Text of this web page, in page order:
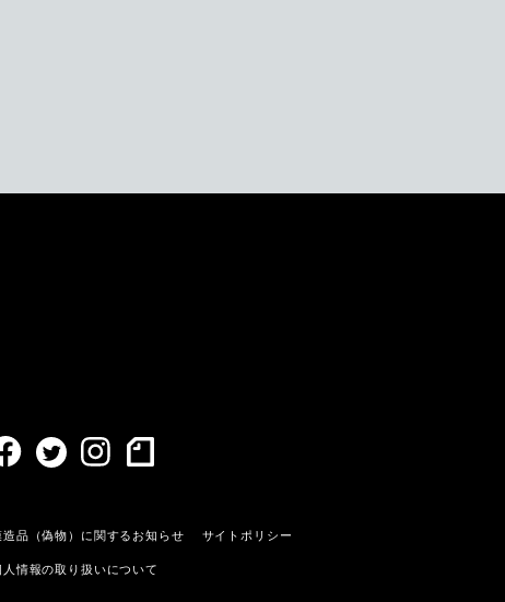
造品（偽物）に関するお知らせ サイトポリシー
人情報の取り扱いについて